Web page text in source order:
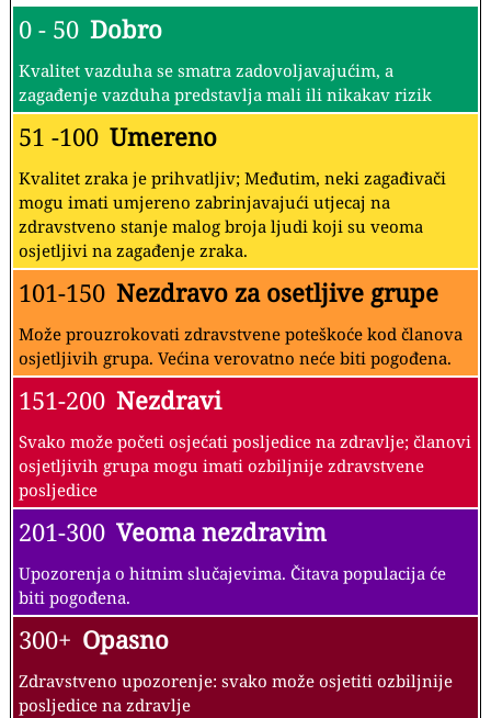
0 - 50 Dobro
Kvalitet vazduha se smatra zadovoljavajućim, a
zagađenje vazduha predstavlja mali ili nikakav rizik
51 -100 Umereno
Kvalitet zraka je prihvatljiv; Međutim, neki zagađivači
mogu imati umjereno zabrinjavajući utjecaj na
zdravstveno stanje malog broja ljudi koji su veoma
osjetljivi na zagađenje zraka.
101-150 Nezdravo za osetljive grupe
Može prouzrokovati zdravstvene poteškoće kod članova
osjetljivih grupa. Većina verovatno neće biti pogođena.
151-200 Nezdravi
Svako može početi osjećati posljedice na zdravlje; članovi
osjetljivih grupa mogu imati ozbiljnije zdravstvene
posljedice
201-300 Veoma nezdravim
Upozorenja o hitnim slučajevima. Čitava populacija će
biti pogođena.
300+ Opasno
Zdravstveno upozorenje: svako može osjetiti ozbiljnije
posljedice na zdravlje